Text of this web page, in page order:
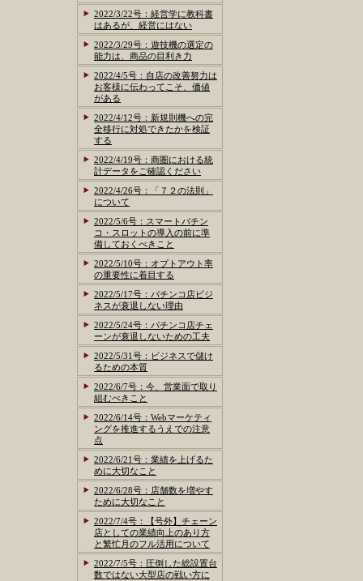
2022/3/22号：経営学に教科書
はあるが、経営にはない
2022/3/29号：遊技機の選定の
能力は、商品の目利き力
2022/4/5号：自店の改善努力は
お客様に伝わってこそ、価値
がある
2022/4/12号：新規則機への完
全移行に対処できたかを検証
する
2022/4/19号：商圏における統
計データをご確認ください
2022/4/26号：「７２の法則」
について
2022/5/6号：スマートパチン
コ・スロットの導入の前に準
備しておくべきこと
2022/5/10号：オプトアウト率
の重要性に着目する
2022/5/17号：パチンコ店ビジ
ネスが衰退しない理由
2022/5/24号：パチンコ店チェ
ーンが衰退しないための工夫
2022/5/31号：ビジネスで儲け
るための本質
2022/6/7号：今、営業面で取り
組むべきこと
2022/6/14号：Webマーケティ
ングを推進するうえでの注意
点
2022/6/21号：業績を上げるた
めに大切なこと
2022/6/28号：店舗数を増やす
ために大切なこと
2022/7/4号：【号外】チェーン
店としての業績向上のあり方
と繁忙月のフル活用について
2022/7/5号：圧倒した総設置台
数ではない大型店の戦い方に